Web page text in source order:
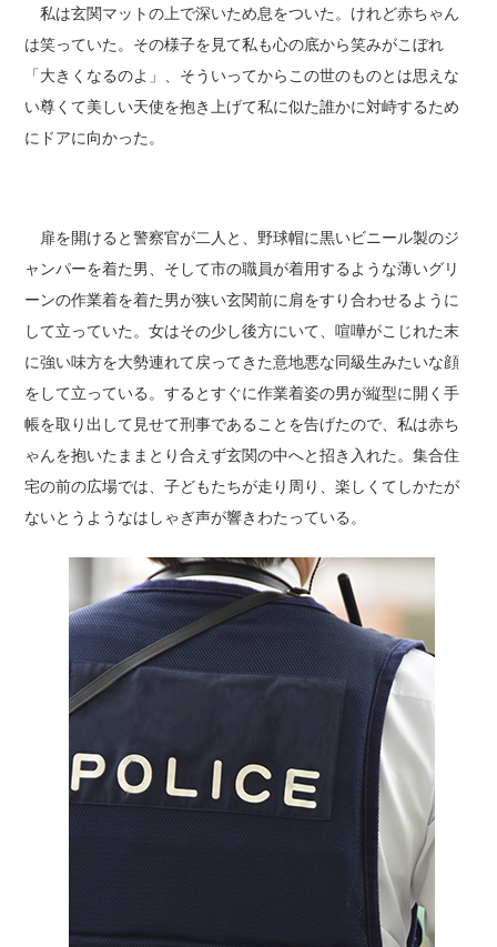
私は玄関マットの上で深いため息をついた。けれど赤ちゃん
は笑っていた。その様子を見て私も心の底から笑みがこぼれ
「大きくなるのよ」、そういってからこの世のものとは思えな
い尊くて美しい天使を抱き上げて私に似た誰かに対峙するため
にドアに向かった。
扉を開けると警察官が二人と、野球帽に黒いビニール製のジ
ャンパーを着た男、そして市の職員が着用するような薄いグリ
ーンの作業着を着た男が狭い玄関前に肩をすり合わせるように
して立っていた。女はその少し後方にいて、喧嘩がこじれた末
に強い味方を大勢連れて戻ってきた意地悪な同級生みたいな顔
をして立っている。するとすぐに作業着姿の男が縦型に開く手
帳を取り出して見せて刑事であることを告げたので、私は赤ち
ゃんを抱いたままとり合えず玄関の中へと招き入れた。集合住
宅の前の広場では、子どもたちが走り周り、楽しくてしかたが
ないとうようなはしゃぎ声が響きわたっている。